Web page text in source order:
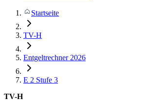
Startseite
TV-H
Entgeltrechner 2026
E 2 Stufe 3
TV-H